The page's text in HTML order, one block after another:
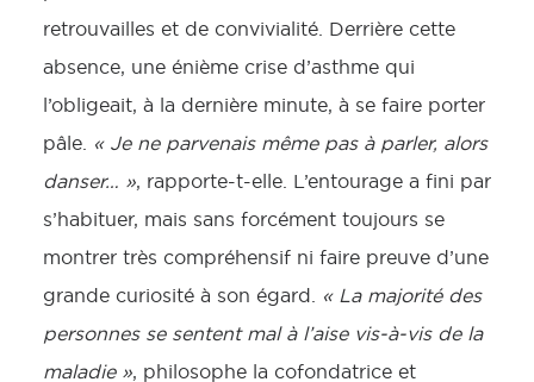
retrouvailles et de convivialité. Derrière cette
absence, une énième crise d’asthme qui
l’obligeait, à la dernière minute, à se faire porter
pâle.
« Je ne parvenais même pas à parler, alors
danser… », rapporte-t-elle. L’entourage a fini par
s’habituer, mais sans forcément toujours se
montrer très compréhensif ni faire preuve d’une
grande curiosité à son égard.
« La majorité des
personnes se sentent mal à l’aise vis-à-vis de la
maladie », philosophe la cofondatrice et